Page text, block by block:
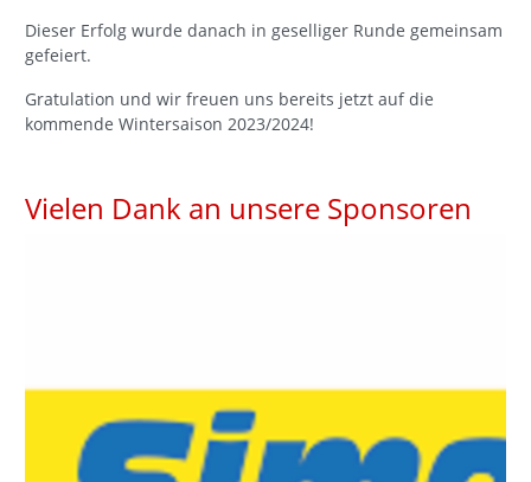
Dieser Erfolg wurde danach in geselliger Runde gemeinsam
gefeiert.
Gratulation und wir freuen uns bereits jetzt auf die
kommende Wintersaison 2023/2024!
Vielen Dank an unsere Sponsoren